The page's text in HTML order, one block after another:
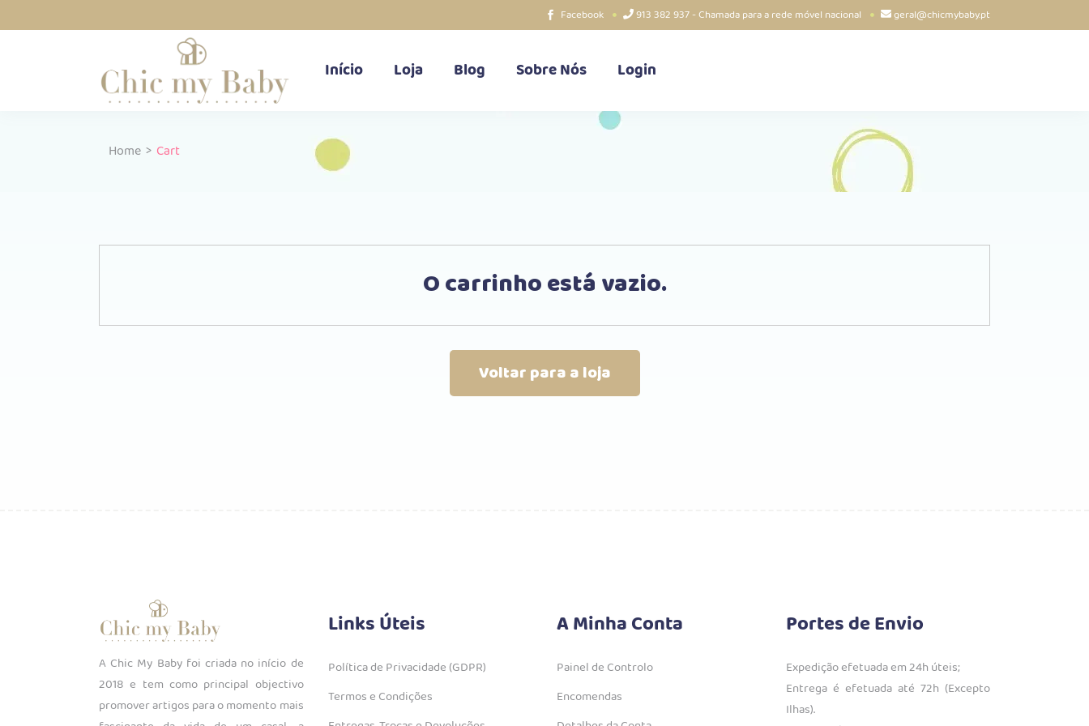
Facebook 913 382 937 - Chamada para a rede móvel nacional geral@chicmybaby.pt
Início Loja Blog Sobre Nós Login
Home > Cart
O carrinho está vazio.
Voltar para a loja
A Chic My Baby foi criada no início de
2018 e tem como principal objectivo
promover artigos para o momento mais
Links Úteis
Política de Privacidade (GDPR)
Termos e Condições
A Minha Conta
Painel de Controlo
Encomendas
Portes de Envio
Expedição efetuada em 24h úteis;
Entrega é efetuada até 72h (Excepto
Ilhas).